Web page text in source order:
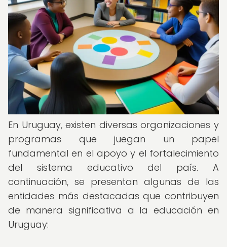
En Uruguay, existen diversas organizaciones y
programas que juegan un papel
fundamental en el apoyo y el fortalecimiento
del sistema educativo del país. A
continuación, se presentan algunas de las
entidades más destacadas que contribuyen
de manera significativa a la educación en
Uruguay: